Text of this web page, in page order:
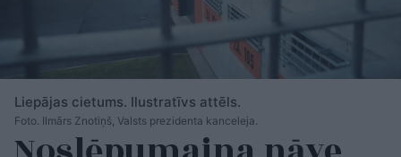
Liepājas cietums. Ilustratīvs attēls.
Foto. Ilmārs Znotiņš, Valsts prezidenta kanceleja.